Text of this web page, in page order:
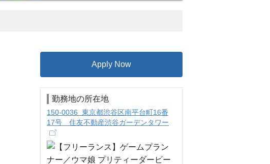
Apply Now
勤務地の所在地
150-0036 東京都渋谷区南平台町16番
17号 住友不動産渋谷ガーデンタワー